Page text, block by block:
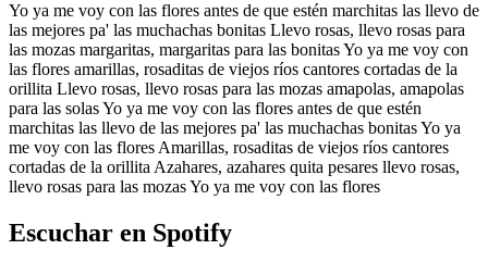
Yo ya me voy con las flores antes de que estén marchitas las llevo de
las mejores pa' las muchachas bonitas Llevo rosas, llevo rosas para
las mozas margaritas, margaritas para las bonitas Yo ya me voy con
las flores amarillas, rosaditas de viejos ríos cantores cortadas de la
orillita Llevo rosas, llevo rosas para las mozas amapolas, amapolas
para las solas Yo ya me voy con las flores antes de que estén
marchitas las llevo de las mejores pa' las muchachas bonitas Yo ya
me voy con las flores Amarillas, rosaditas de viejos ríos cantores
cortadas de la orillita Azahares, azahares quita pesares llevo rosas,
llevo rosas para las mozas Yo ya me voy con las flores
Escuchar en Spotify